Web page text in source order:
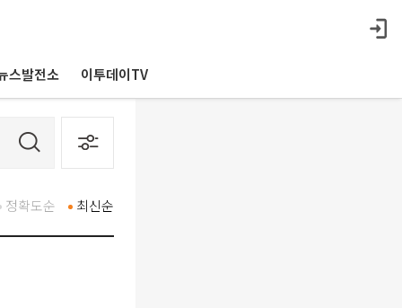
스발전소 이투데이TV
최신순
정확도순